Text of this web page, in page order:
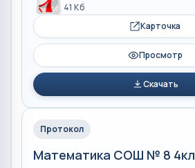
41 Кб
Карточка
Просмотр
Скачать
Протокол
Математика СОШ № 8 4кл